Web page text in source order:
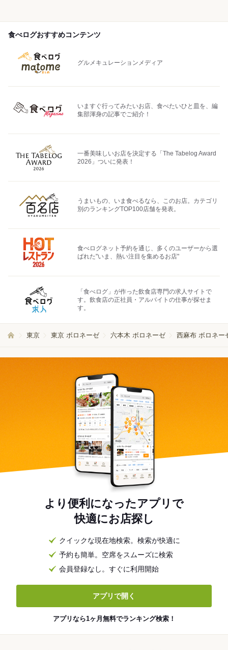
食べログおすすめコンテンツ
グルメキュレーションメディア
いますぐ行ってみたいお店、食べたいひと皿を、編
集部渾身の記事でご紹介！
一番美味しいお店を決定する「The Tabelog Award
2026」ついに発表！
うまいもの、いま食べるなら、このお店。カテゴリ
別のランキングTOP100店舗を発表。
食べログネット予約を通じ、多くのユーザーから選
ばれた"いま、熱い注目を集めるお店"
「食べログ」が作った飲食店専門の求人サイトで
す。飲食店の正社員・アルバイトの仕事が探せま
す。
東京 東京 ボロネーゼ 六本木 ボロネーゼ 西麻布 ボロネー
より便利になったアプリで
快適にお店探し
クイックな現在地検索。検索が快適に
予約も簡単。空席をスムーズに検索
会員登録なし。すぐに利用開始
アプリで開く
アプリなら1ヶ月無料でランキング検索！